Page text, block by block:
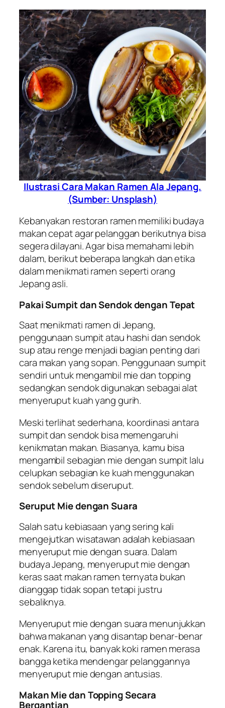
Ilustrasi Cara Makan Ramen Ala Jepang.
(Sumber: Unsplash)
Kebanyakan restoran ramen memiliki budaya
makan cepat agar pelanggan berikutnya bisa
segera dilayani. Agar bisa memahami lebih
dalam, berikut beberapa langkah dan etika
dalam menikmati ramen seperti orang
Jepang asli.
Pakai Sumpit dan Sendok dengan Tepat
Saat menikmati ramen di Jepang,
penggunaan sumpit atau hashi dan sendok
sup atau renge menjadi bagian penting dari
cara makan yang sopan. Penggunaan sumpit
sendiri untuk mengambil mie dan topping
sedangkan sendok digunakan sebagai alat
menyeruput kuah yang gurih.
Meski terlihat sederhana, koordinasi antara
sumpit dan sendok bisa memengaruhi
kenikmatan makan. Biasanya, kamu bisa
mengambil sebagian mie dengan sumpit lalu
celupkan sebagian ke kuah menggunakan
sendok sebelum diseruput.
Seruput Mie dengan Suara
Salah satu kebiasaan yang sering kali
mengejutkan wisatawan adalah kebiasaan
menyeruput mie dengan suara. Dalam
budaya Jepang, menyeruput mie dengan
keras saat makan ramen ternyata bukan
dianggap tidak sopan tetapi justru
sebaliknya.
Menyeruput mie dengan suara menunjukkan
bahwa makanan yang disantap benar-benar
enak. Karena itu, banyak koki ramen merasa
bangga ketika mendengar pelanggannya
menyeruput mie dengan antusias.
Makan Mie dan Topping Secara
Bergantian